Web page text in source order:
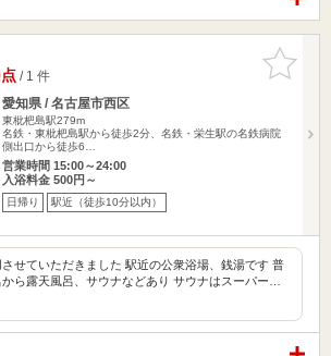
お気に入
りに追加
/ 1 件
愛知県 / 名古屋市西区
東枇杷島駅279m
名鉄・東枇杷島駅から徒歩2分、名鉄・栄生駅の名鉄病院
側出口から徒歩6…
営業時間 15:00～24:00
入浴料金 500円～
日帰り 駅近（徒歩10分以内）
せていただきました 駅近の公衆浴場、銭湯です 普
ら露天風呂、サウナなどあり サウナはスーパー…